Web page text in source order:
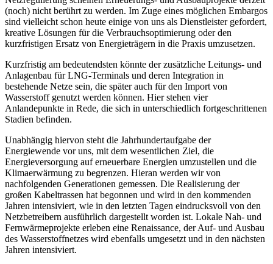
(noch) nicht berührt zu werden. Im Zuge eines möglichen Embargos
sind vielleicht schon heute einige von uns als Dienstleister gefordert,
kreative Lösungen für die Verbrauchsoptimierung oder den
kurzfristigen Ersatz von Energieträgern in die Praxis umzusetzen.
Kurzfristig am bedeutendsten könnte der zusätzliche Leitungs- und
Anlagenbau für LNG-Terminals und deren Integration in
bestehende Netze sein, die später auch für den Import von
Wasserstoff genutzt werden können. Hier stehen vier
Anlandepunkte in Rede, die sich in unterschiedlich fortgeschrittenen
Stadien befinden.
Unabhängig hiervon steht die Jahrhundertaufgabe der
Energiewende vor uns, mit dem wesentlichen Ziel, die
Energieversorgung auf erneuerbare Energien umzustellen und die
Klimaerwärmung zu begrenzen. Hieran werden wir von
nachfolgenden Generationen gemessen. Die Realisierung der
großen Kabeltrassen hat begonnen und wird in den kommenden
Jahren intensiviert, wie in den letzten Tagen eindrucksvoll von den
Netzbetreibern ausführlich dargestellt worden ist. Lokale Nah- und
Fernwärmeprojekte erleben eine Renaissance, der Auf- und Ausbau
des Wasserstoffnetzes wird ebenfalls umgesetzt und in den nächsten
Jahren intensiviert.